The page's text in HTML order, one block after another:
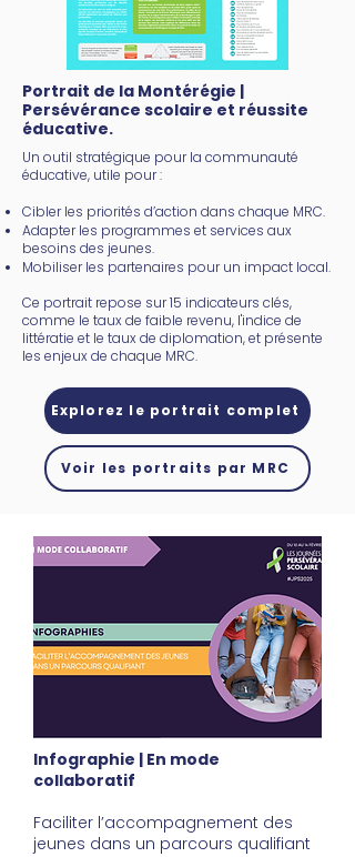
Portrait de la Montérégie |
Persévérance scolaire et réussite
éducative.
Un outil stratégique pour la communauté
éducative, utile pour :
Cibler les priorités d’action dans chaque MRC.
Adapter les programmes et services aux
besoins des jeunes.
Mobiliser les partenaires pour un impact local.
Ce portrait repose sur 15 indicateurs clés,
comme le taux de faible revenu, l'indice de
littératie et le taux de diplomation, et présente
les enjeux de chaque MRC.
Explorez le portrait complet
Voir les portraits par MRC
Infographie | En mode
collaboratif
Faciliter l’accompagnement des
jeunes dans un parcours qualifiant